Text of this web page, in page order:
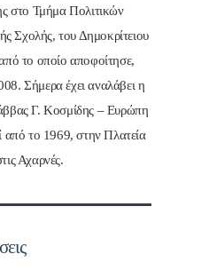
στο Τμήμα Πολιτικών
Σχολής, του Δημοκρίτειου
το οποίο αποφοίτησε,
Σήμερα έχει αναλάβει η
Γ. Κοσμίδης – Ευρώπη
από το 1969, στην Πλατεία
Αχαρνές.